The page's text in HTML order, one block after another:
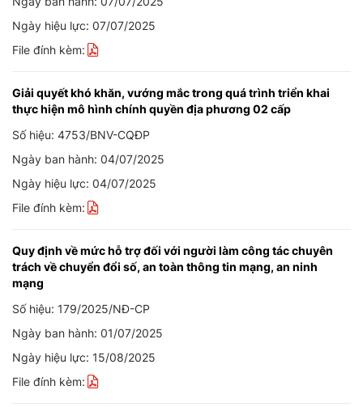
Ngày hiệu lực: 07/07/2025
File đính kèm:
Giải quyết khó khăn, vướng mắc trong quá trình triển khai
thực hiện mô hình chính quyền địa phương 02 cấp
Số hiệu: 4753/BNV-CQĐP
Ngày ban hành: 04/07/2025
Ngày hiệu lực: 04/07/2025
File đính kèm:
Quy định về mức hỗ trợ đối với người làm công tác chuyên
trách về chuyển đổi số, an toàn thông tin mạng, an ninh
mạng
Số hiệu: 179/2025/NĐ-CP
Ngày ban hành: 01/07/2025
Ngày hiệu lực: 15/08/2025
File đính kèm: